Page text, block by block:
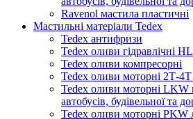
Ravenol мастила пластичні
Мастильні матеріали Tedex
Tedex антифризи
Tedex оливи гідравлічні
Tedex оливи компресорні
Tedex оливи моторні 2Т-4Т
Tedex оливи моторні LKW
автобусів, будівельної та
Tedex оливи моторні PKW